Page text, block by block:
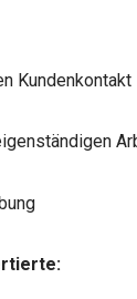
Kundenkontakt